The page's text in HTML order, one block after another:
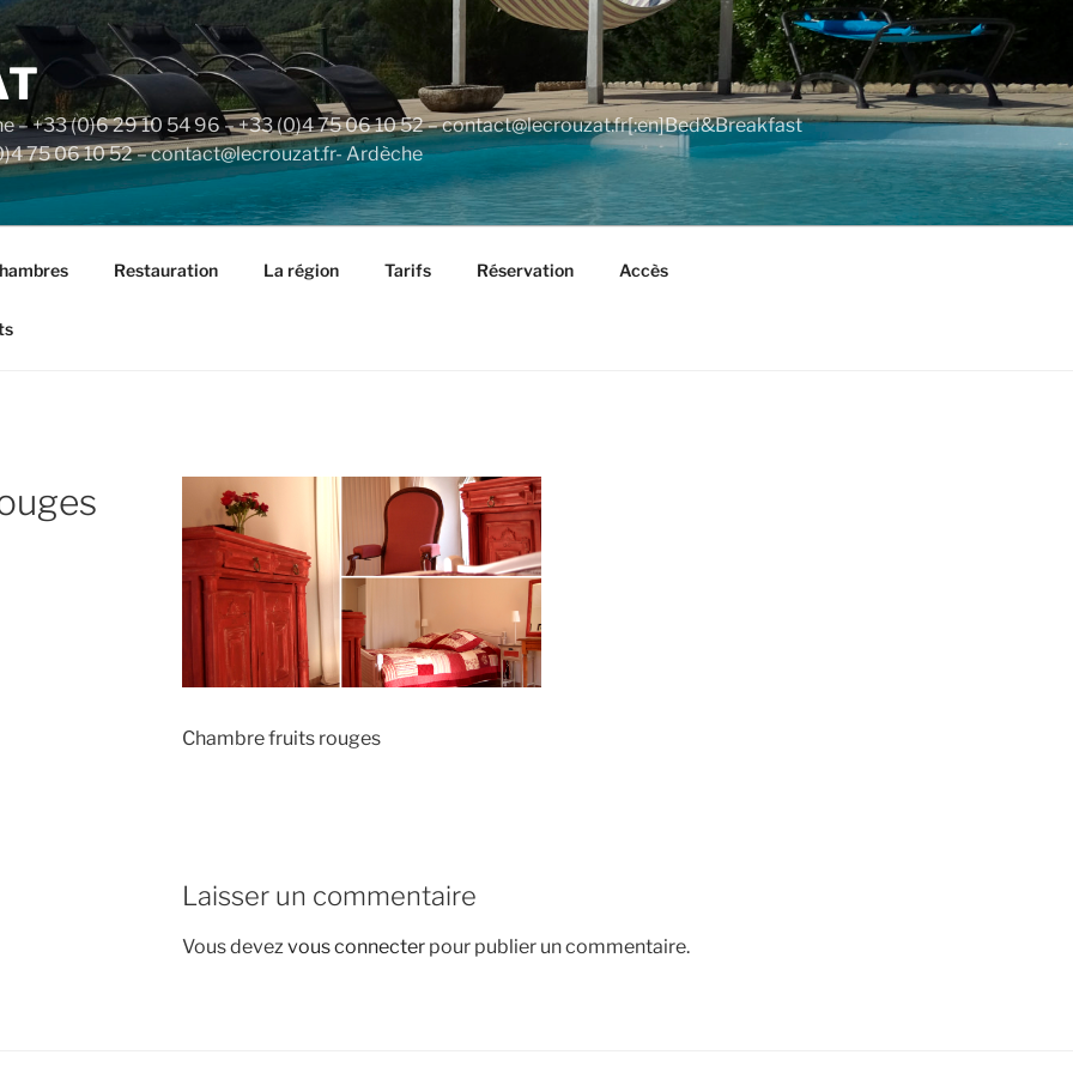
– +33 (0)6 29 10 54 96 – +33 (0)4 75 06 10 52 – contact@lecrouzat.fr[:en]Bed&Breakfast
75 06 10 52 – contact@lecrouzat.fr- Ardèche
Restauration La région Tarifs Réservation Accès
Chambre fruits rouges
Laisser un commentaire
Vous devezvous connecterpour publier un commentaire.